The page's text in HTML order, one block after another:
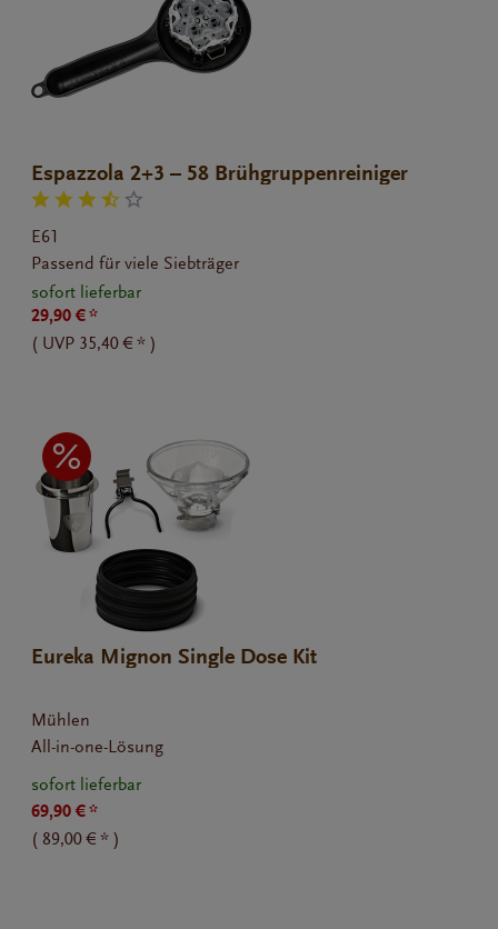
Espazzola 2+3 – 58 Brühgruppenreiniger
schwarz
E61
Passend für viele Siebträger
sofort lieferbar
29,90 € *
( UVP 35,40 € * )
Eureka Mignon Single Dose Kit
Mühlen
All-in-one-Lösung
sofort lieferbar
69,90 € *
( 89,00 € * )